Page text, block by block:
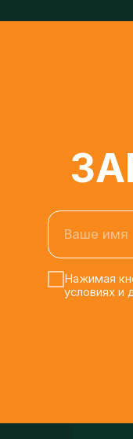
Нажимая
условиях и